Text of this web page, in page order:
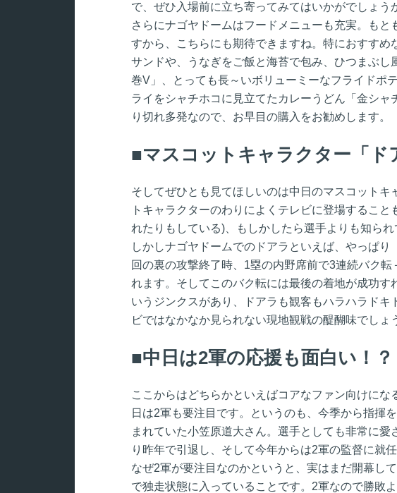
で、ぜひ入場前に立ち寄ってみてはいかがでしょう
さらにナゴヤドームはフードメニューも充実。もと
すから、こちらにも期待できますね。特におすすめ
サンドや、うなぎをご飯と海苔で包み、ひつまぶし
巻V」、とっても長～いボリューミーなフライドポ
ライをシャチホコに見立てたカレーうどん「金シ
り切れ多発なので、お早目の購入をお勧めします。
マスコットキャラクター「ド
そしてぜひとも見てほしいのは中日のマスコットキ
トキャラクターのわりによくテレビに登場するこ
れたりもしている)、もしかしたら選手よりも知られ
しかしナゴヤドームでのドアラといえば、やっぱ
回の裏の攻撃終了時、1塁の内野席前で3連続バク転
れます。そしてこのバク転には最後の着地が成功す
いうジンクスがあり、ドアラも観客もハラハラドキ
ビではなかなか見られない現地観戦の醍醐味でしょ
中日は2軍の応援も面白い！？
ここからはどちらかといえばコアなファン向けにな
日は2軍も要注目です。というのも、今季から指揮
まれていた小笠原道大さん。選手としても非常に
り昨年で引退し、そして今年からは2軍の監督に就任
なぜ2軍が要注目なのかというと、実はまだ開幕し
で独走状態に入っていることです。2軍なので勝敗